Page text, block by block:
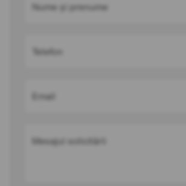
Nume și prenume
Telefon
Email
Mesajul solicitării